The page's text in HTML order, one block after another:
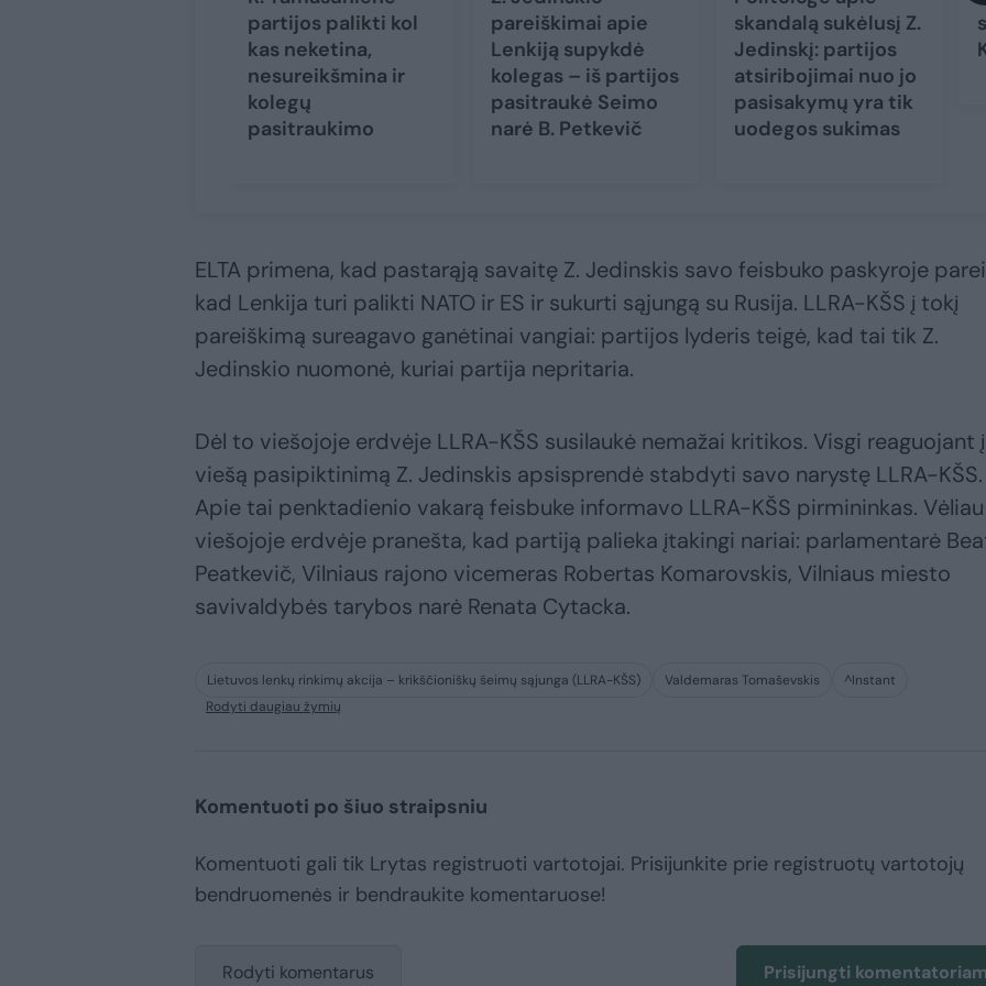
partijos palikti kol
kas neketina,
nesureikšmina ir
kolegų
pasitraukimo
pareiškimai apie
Lenkiją supykdė
kolegas – iš partijos
pasitraukė Seimo
narė B. Petkevič
skandalą sukėlusį Z.
Jedinskį: partijos
atsiribojimai nuo jo
pasisakymų yra tik
uodegos sukimas
ELTA primena, kad pastarąją savaitę Z. Jedinskis savo feisbuko paskyroje
kad Lenkija turi palikti NATO ir ES ir sukurti sąjungą su Rusija. LLRA-KŠS į tokį
pareiškimą sureagavo ganėtinai vangiai: partijos lyderis teigė, kad tai tik Z.
Jedinskio nuomonė, kuriai partija nepritaria.
Dėl to viešojoje erdvėje LLRA-KŠS susilaukė nemažai kritikos. Visgi reaguojant į
viešą pasipiktinimą Z. Jedinskis apsisprendė stabdyti savo narystę LLRA-KŠS.
Apie tai penktadienio vakarą feisbuke informavo LLRA-KŠS pirmininkas. Vėliau
viešojoje erdvėje pranešta, kad partiją palieka įtakingi nariai: parlamentarė
Peatkevič, Vilniaus rajono vicemeras Robertas Komarovskis, Vilniaus miesto
savivaldybės tarybos narė Renata Cytacka.
Lietuvos lenkų rinkimų akcija – krikščioniškų šeimų sąjunga (LLRA-KŠS) Valdemaras Tomaševskis
^Instant
Rodyti daugiau žymių
Komentuoti po šiuo straipsniu
Komentuoti gali tik Lrytas registruoti vartotojai. Prisijunkite prie registruotų vartotojų
bendruomenės ir bendraukite komentaruose!
Rodyti komentarus Prisijungti